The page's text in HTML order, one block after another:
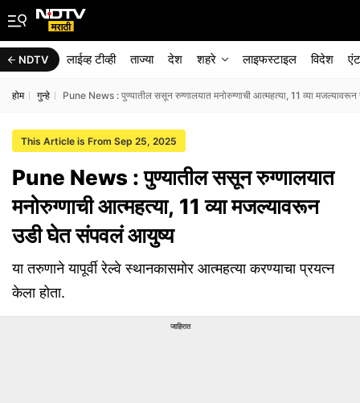
NDTV लाईव्ह टीव्ही ताज्या देश शहरे लाइफस्टाइल विदेश
होम गुन्हे Pune News : पुण्यातील ससून रुग्णालयात मनोरुग्णाची आत्महत्या, 11 व्या
This Article is From Sep 25, 2025
Pune News : पुण्यातील ससून रुग्णालयात
मनोरुग्णाची आत्महत्या, 11 व्या मजल्यावरून
उडी घेत संपवलं आयुष्य
या तरुणाने यापूर्वी रेल्वे स्थानकासमोर आत्महत्या करण्याचा प्रयत्न
केला होता.
जाहिरात